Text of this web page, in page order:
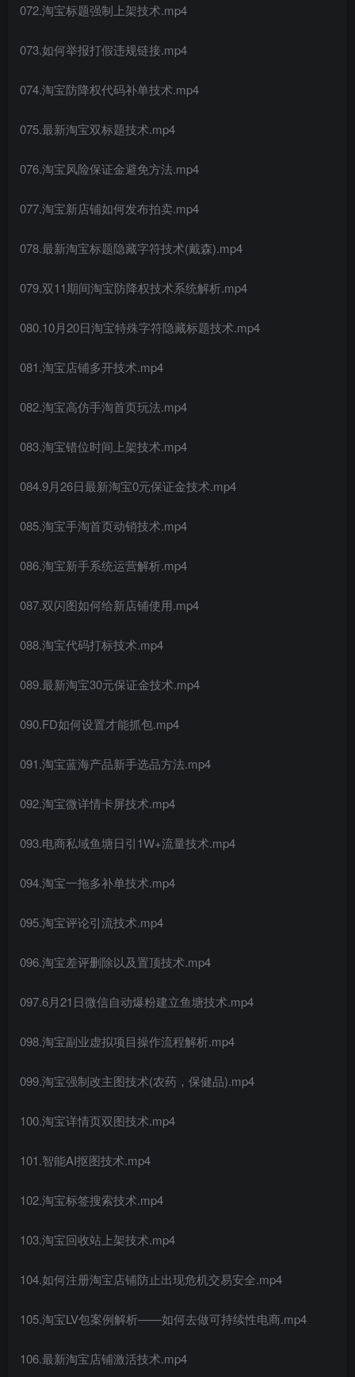
072.淘宝标题强制上架技术.mp4
073.如何举报打假违规链接.mp4
074.淘宝防降权代码补单技术.mp4
075.最新淘宝双标题技术.mp4
076.淘宝风险保证金避免方法.mp4
077.淘宝新店铺如何发布拍卖.mp4
078.最新淘宝标题隐藏字符技术(戴森).mp4
079.双11期间淘宝防降权技术系统解析.mp4
080.10月20日淘宝特殊字符隐藏标题技术.mp4
081.淘宝店铺多开技术.mp4
082.淘宝高仿手淘首页玩法.mp4
083.淘宝错位时间上架技术.mp4
084.9月26日最新淘宝0元保证金技术.mp4
085.淘宝手淘首页动销技术.mp4
086.淘宝新手系统运营解析.mp4
087.双闪图如何给新店铺使用.mp4
088.淘宝代码打标技术.mp4
089.最新淘宝30元保证金技术.mp4
090.FD如何设置才能抓包.mp4
091.淘宝蓝海产品新手选品方法.mp4
092.淘宝微详情卡屏技术.mp4
093.电商私域鱼塘日引1W+流量技术.mp4
094.淘宝一拖多补单技术.mp4
095.淘宝评论引流技术.mp4
096.淘宝差评删除以及置顶技术.mp4
097.6月21日微信自动爆粉建立鱼塘技术.mp4
098.淘宝副业虚拟项目操作流程解析.mp4
099.淘宝强制改主图技术(农药，保健品).mp4
100.淘宝详情页双图技术.mp4
101.智能AI抠图技术.mp4
102.淘宝标签搜索技术.mp4
103.淘宝回收站上架技术.mp4
104.如何注册淘宝店铺防止出现危机交易安全.mp4
105.淘宝LV包案例解析——如何去做可持续性电商.mp4
106.最新淘宝店铺激活技术.mp4